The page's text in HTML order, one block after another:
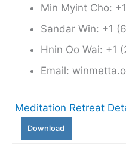
Min Myint Cho:
Sandar Win: +1
Hnin Oo Wai: +1
Email:
Meditation Retreat
Download